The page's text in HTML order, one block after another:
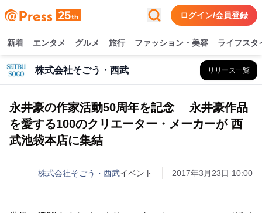
ログイン/会員登録
新着 エンタメ グルメ 旅行 ファッション・美容 ライフスタ
株式会社そごう・西武 リリース一覧
永井豪の作家活動50周年を記念 永井豪作品
を愛する100のクリエーター・メーカーが 西
武池袋本店に集結
株式会社そごう・西武イベント 2017年3月23日 10:00